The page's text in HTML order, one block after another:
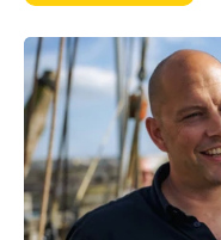
Achternaam
E-mail
Telefoon